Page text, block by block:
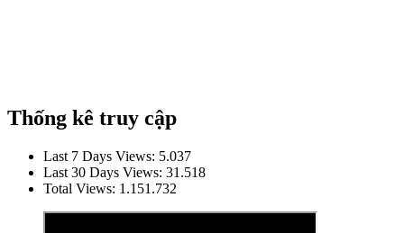
Thống kê truy cập
Last 7 Days Views: 5.037
Last 30 Days Views: 31.518
Total Views: 1.151.732